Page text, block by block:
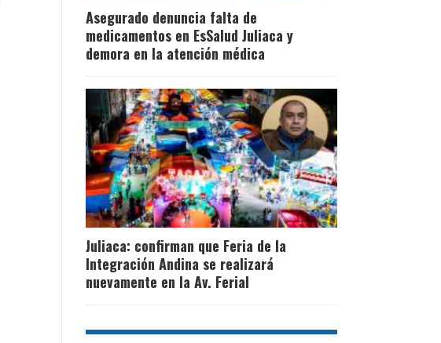
Asegurado denuncia falta de
medicamentos en EsSalud Juliaca y
demora en la atención médica
Juliaca: confirman que Feria de la
Integración Andina se realizará
nuevamente en la Av. Ferial